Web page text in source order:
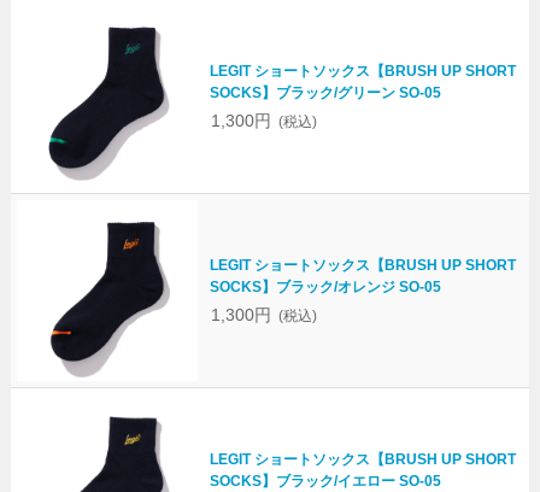
LEGIT ショートソックス【BRUSH UP SHORT
SOCKS】ブラック/グリーン SO-05
1,300円 (税込)
LEGIT ショートソックス【BRUSH UP SHORT
SOCKS】ブラック/オレンジ SO-05
1,300円 (税込)
LEGIT ショートソックス【BRUSH UP SHORT
SOCKS】ブラック/イエロー SO-05